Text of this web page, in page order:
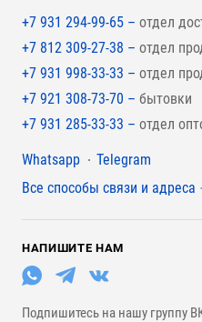
+7 931 294-99-65 – отдел
+7 812 309-27-38 – отдел
+7 931 998-33-33 – отдел
+7 921 308-73-70 – бытовки
+7 931 285-33-33 – отдел
Мессенджеры
Whatsapp
Telegram
Все способы связи и адреса
НАПИШИТЕ НАМ
Подпишитесь на нашу группу